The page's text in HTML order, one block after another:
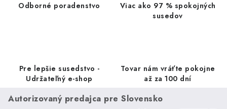
Odborné poradenstvo
Viac ako 97 % spokojných
susedov
Pre lepšie susedstvo -
Udržateľný e-shop
Tovar nám vráťte pokojne
až za 100 dní
Autorizovaný predajca pre Slovensko